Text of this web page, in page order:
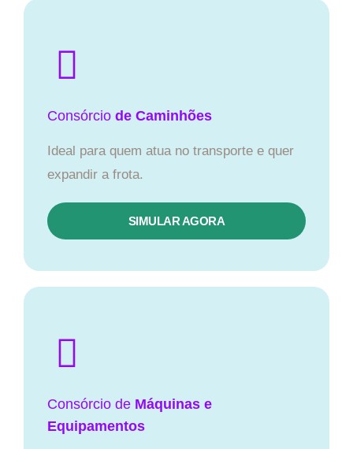
Consórcio de Caminhões
Ideal para quem atua no transporte e quer
expandir a frota.
SIMULAR AGORA
Consórcio de Máquinas e
Equipamentos